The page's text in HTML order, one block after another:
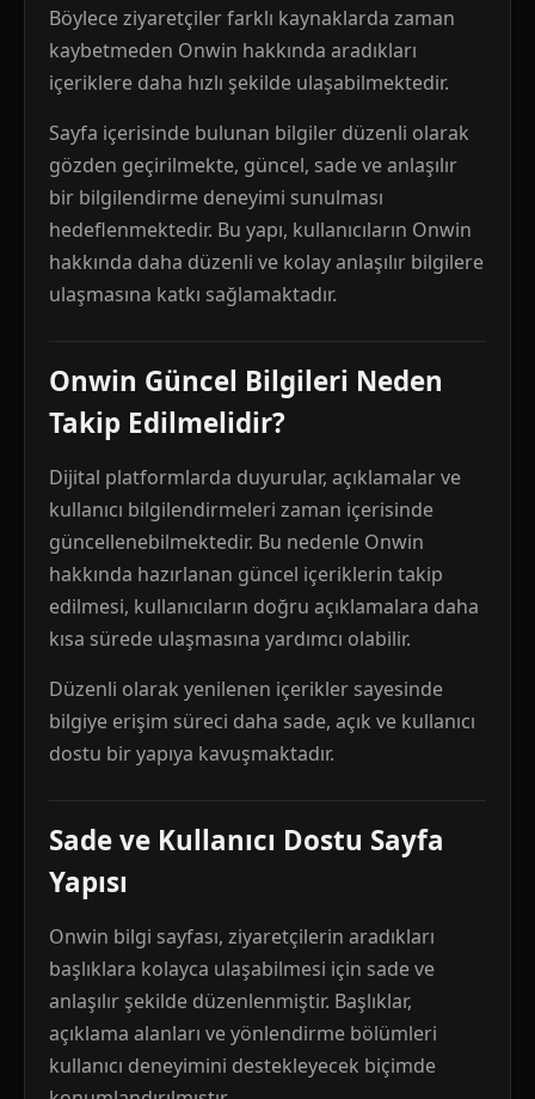
Böylece ziyaretçiler farklı kaynaklarda zaman
kaybetmeden Onwin hakkında aradıkları
içeriklere daha hızlı şekilde ulaşabilmektedir.
Sayfa içerisinde bulunan bilgiler düzenli olarak
gözden geçirilmekte, güncel, sade ve anlaşılır
bir bilgilendirme deneyimi sunulması
hedeflenmektedir. Bu yapı, kullanıcıların Onwin
hakkında daha düzenli ve kolay anlaşılır bilgilere
ulaşmasına katkı sağlamaktadır.
Onwin Güncel Bilgileri Neden
Takip Edilmelidir?
Dijital platformlarda duyurular, açıklamalar ve
kullanıcı bilgilendirmeleri zaman içerisinde
güncellenebilmektedir. Bu nedenle Onwin
hakkında hazırlanan güncel içeriklerin takip
edilmesi, kullanıcıların doğru açıklamalara daha
kısa sürede ulaşmasına yardımcı olabilir.
Düzenli olarak yenilenen içerikler sayesinde
bilgiye erişim süreci daha sade, açık ve kullanıcı
dostu bir yapıya kavuşmaktadır.
Sade ve Kullanıcı Dostu Sayfa
Yapısı
Onwin bilgi sayfası, ziyaretçilerin aradıkları
başlıklara kolayca ulaşabilmesi için sade ve
anlaşılır şekilde düzenlenmiştir. Başlıklar,
açıklama alanları ve yönlendirme bölümleri
kullanıcı deneyimini destekleyecek biçimde